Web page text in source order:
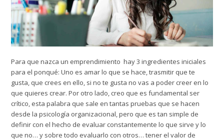
Para que nazca un emprendimiento hay 3 ingredientes iniciales
para el ponqué: Uno es amar lo que se hace, trasmitir que te
gusta, que crees en ello, si no te gusta no vas a poder creer en lo
que quieres crear. Por otro lado, creo que es fundamental ser
crítico, esta palabra que sale en tantas pruebas que se hacen
desde la psicología organizacional, pero que es tan simple de
definir con el hecho de evaluar constantemente lo que sirve y lo
que no… y sobre todo evaluarlo con otros… tener el valor de